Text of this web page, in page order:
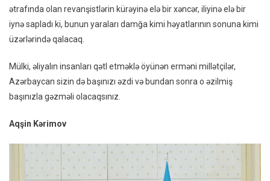
ətrafında olan revanşistlərin kürəyinə elə bir xəncər, iliyinə elə bir
iynə sapladı ki, bunun yaraları damğa kimi həyatlarının sonuna kimi
üzərlərində qalacaq.
Mülki, əliyalın insanları qətl etməklə öyünən erməni millətçilər,
Azərbaycan sizin də başınızı əzdi və bundan sonra o əzilmiş
başınızla gəzməli olacaqsınız.
Aqşin Kərimov